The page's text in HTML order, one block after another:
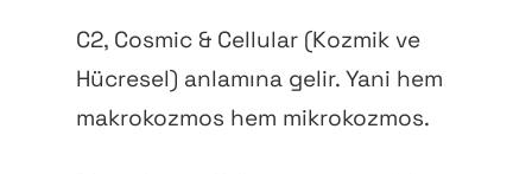
C2, Cosmic & Cellular (Kozmik ve
Hücresel) anlamına gelir. Yani hem
makrokozmos hem mikrokozmos.